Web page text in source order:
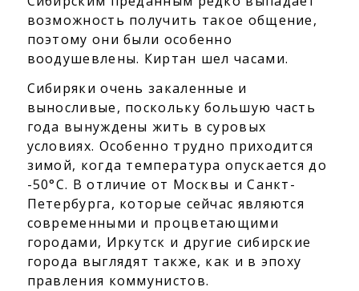
возможность получить такое общение,
поэтому они были особенно
воодушевлены. Киртан шел часами.
Сибиряки очень закаленные и
выносливые, поскольку большую часть
года вынуждены жить в суровых
условиях. Особенно трудно приходится
зимой, когда температура опускается до
-50°C. В отличие от Москвы и Санкт-
Петербурга, которые сейчас являются
современными и процветающими
городами, Иркутск и другие сибирские
города выглядят также, как и в эпоху
правления коммунистов.